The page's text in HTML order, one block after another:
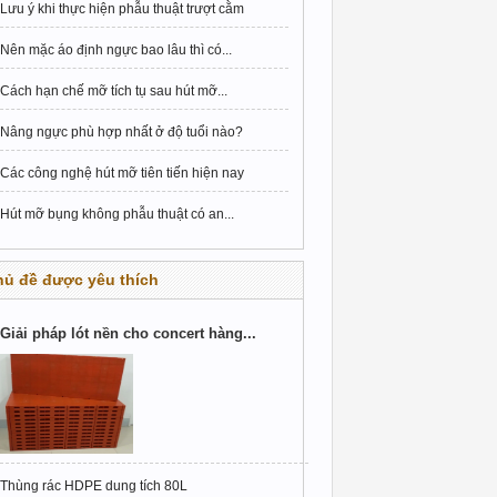
Lưu ý khi thực hiện phẫu thuật trượt cằm
Nên mặc áo định ngực bao lâu thì có...
Cách hạn chế mỡ tích tụ sau hút mỡ...
Nâng ngực phù hợp nhất ở độ tuổi nào?
Các công nghệ hút mỡ tiên tiến hiện nay
Hút mỡ bụng không phẫu thuật có an...
đề được yêu thích
Giải pháp lót nền cho concert hàng...
Thùng rác HDPE dung tích 80L